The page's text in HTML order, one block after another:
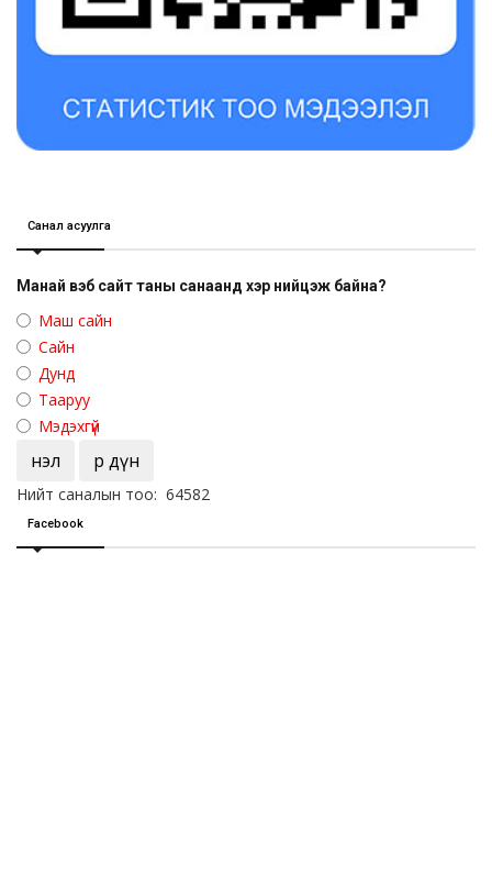
Санал асуулга
Манай вэб сайт таны санаанд хэр нийцэж байна?
Маш сайн
Сайн
Дунд
Тааруу
Мэдэхгүй
Үнэл Үр дүн
Нийт саналын тоо: 64582
Facebook